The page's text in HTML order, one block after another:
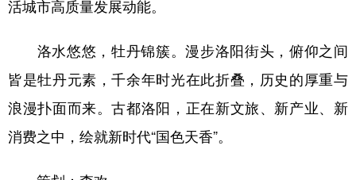
活城市高质量发展动能。
洛水悠悠，牡丹锦簇。漫步洛阳街头，俯仰之间
皆是牡丹元素，千余年时光在此折叠，历史的厚重与
浪漫扑面而来。古都洛阳，正在新文旅、新产业、新
消费之中，绘就新时代“国色天香”。